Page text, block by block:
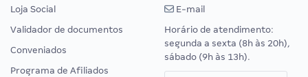
Loja Social
Validador de documentos
Conveniados
Programa de Afiliados
E-mail
Horário de atendimento:
segunda a sexta (8h às 20h),
sábado (9h às 13h).